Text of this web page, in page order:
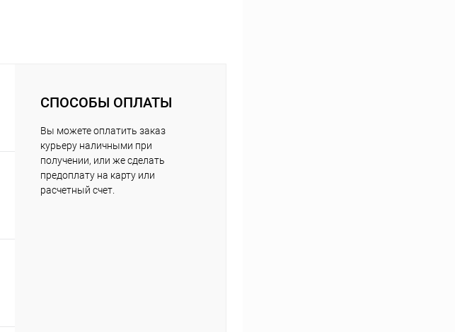
СПОСОБЫ ОПЛАТЫ
Вы можете оплатить заказ
курьеру наличными при
получении, или же сделать
предоплату на карту или
расчетный счет.